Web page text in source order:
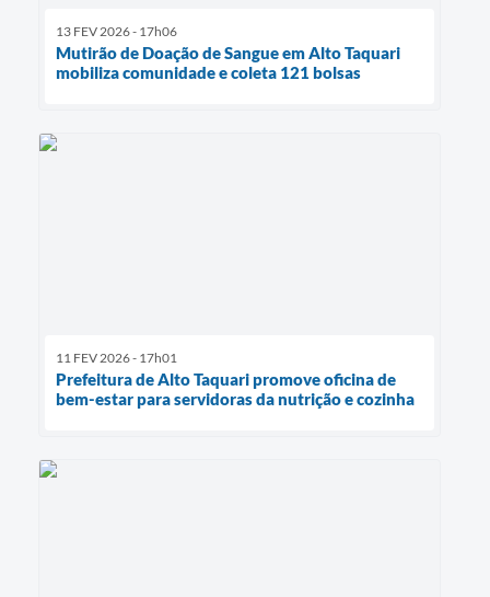
13 FEV 2026 - 17h06
Mutirão de Doação de Sangue em Alto Taquari
mobiliza comunidade e coleta 121 bolsas
11 FEV 2026 - 17h01
Prefeitura de Alto Taquari promove oficina de
bem-estar para servidoras da nutrição e cozinha